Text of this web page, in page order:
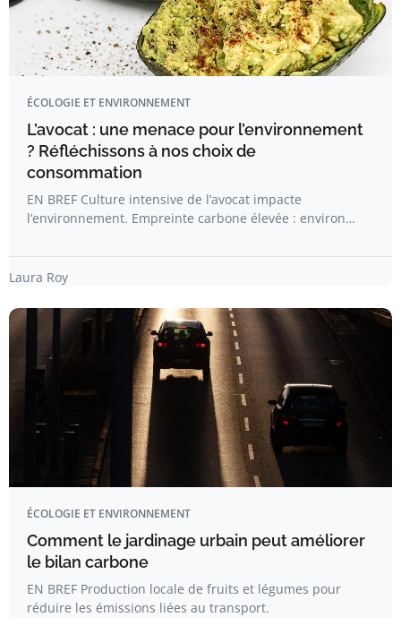
ÉCOLOGIE ET ENVIRONNEMENT
L’avocat : une menace pour l’environnement
? Réfléchissons à nos choix de
consommation
EN BREF Culture intensive de l’avocat impacte
l’environnement. Empreinte carbone élevée : environ…
Laura Roy
ÉCOLOGIE ET ENVIRONNEMENT
Comment le jardinage urbain peut améliorer
le bilan carbone
EN BREF Production locale de fruits et légumes pour
réduire les émissions liées au transport.